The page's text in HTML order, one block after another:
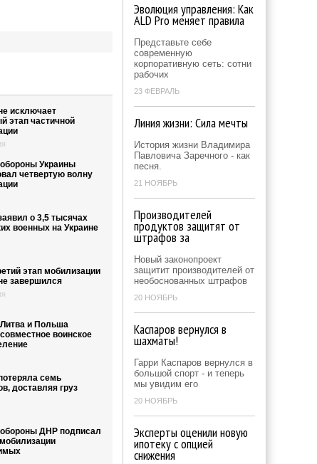
исключает
этап частичной
Украины
четвертую волну
о 3,5 тысячах
военных на Украине
этап мобилизации
завершился
и Польша
воинское
семь
доставляя груз
ДНР подписал
Эволюция управления: Как
ALD Pro меняет правила
Представьте себе
современную
корпоративную сеть: сотни
рабочих
23 ФЕВРАЛЬ
Линия жизни: Сила мечты
История жизни Владимира
Павловича Заречного - как
песня.
21 НОЯБРЬ
Производителей
продуктов защитят от
штрафов за
Новый законопроект
защитит производителей от
необоснованных штрафов
20 НОЯБРЬ
Каспаров вернулся в
шахматы!
Гарри Каспаров вернулся в
большой спорт - и теперь
мы увидим его
20 НОЯБРЬ
Эксперты оценили новую
ипотеку с опцией
снижения